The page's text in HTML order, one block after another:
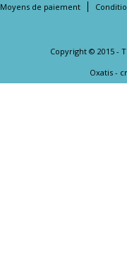
Moyens de paiement
Copyright © 2015 -
Oxatis -